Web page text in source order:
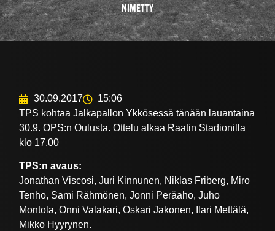
NIMETTY
30.09.2017
15:06
TPS kohtaa Jalkapallon Ykkösessä tänään lauantaina
30.9. OPS:n Oulusta. Ottelu alkaa Raatin Stadionilla
klo 17.00
TPS:n avaus:
Jonathan Viscosi, Juri Kinnunen, Niklas Friberg, Miro
Tenho, Sami Rähmönen, Jonni Peräaho, Juho
Montola, Onni Valakari, Oskari Jakonen, Ilari Mettälä,
Mikko Hyyrynen.